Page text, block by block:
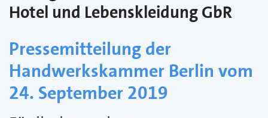
Hotel und Lebenskleidung GbR
Pressemitteilung der
Handwerkskammer Berlin vom
24. September 2019